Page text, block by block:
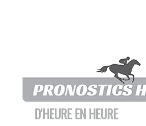
D'HEURE EN HEURE